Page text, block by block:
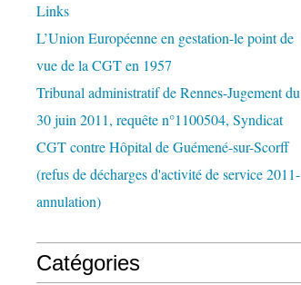
Links
L’Union Européenne en gestation-le point de
vue de la CGT en 1957
Tribunal administratif de Rennes-Jugement du
30 juin 2011, requête n°1100504, Syndicat
CGT contre Hôpital de Guémené-sur-Scorff
(refus de décharges d'activité de service 2011-
annulation)
Catégories